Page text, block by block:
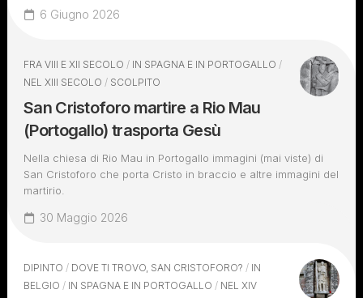
6 Giugno 2026
FRA VIII E XII SECOLO / IN SPAGNA E IN PORTOGALLO /
NEL XIII SECOLO / SCOLPITO
San Cristoforo martire a Rio Mau
(Portogallo) trasporta Gesù
Nella chiesa di Rio Mau in Portogallo immagini (mai viste) di
San Cristoforo che porta Cristo in braccio e altre immagini del
martirio.
30 Maggio 2026
DIPINTO / DOVE TI TROVO, SAN CRISTOFORO? / IN
BELGIO / IN SPAGNA E IN PORTOGALLO / NEL XIV